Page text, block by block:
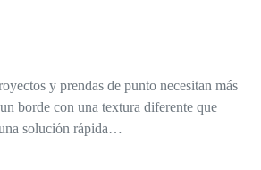
y prendas de punto necesitan más
borde con una textura diferente que
solución rápida…